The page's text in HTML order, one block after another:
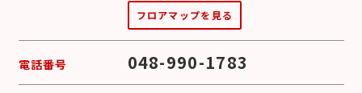
フロアマップを見る
電話番号 048-990-1783